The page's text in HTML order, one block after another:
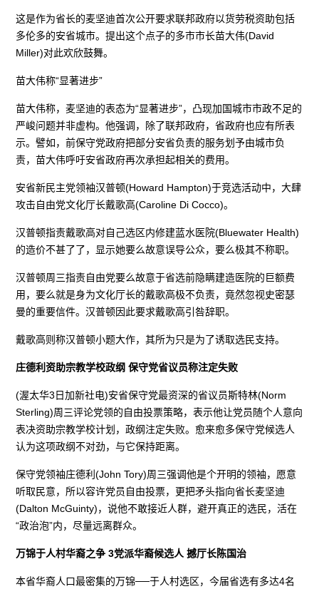
这是作为省长的麦坚迪首次公开要求联邦政府以货劳税资助包括
多伦多的安省城市。提出这个点子的多市市长苗大伟(David
Miller)对此欢欣鼓舞。
苗大伟称“显著进步”
苗大伟称，麦坚迪的表态为“显著进步”，凸现加国城市市政不足的
严峻问题并非虚构。他强调，除了联邦政府，省政府也应有所表
示。譬如，前保守党政府把部分安省负责的服务划予由城市负
责，苗大伟呼吁安省政府再次承担起相关的费用。
安省新民主党领袖汉普顿(Howard Hampton)于竞选活动中，大肆
攻击自由党文化厅长戴歌高(Caroline Di Cocco)。
汉普顿指责戴歌高对自己选区内修建蓝水医院(Bluewater Health)
的造价不甚了了，显示她要么故意误导公众，要么极其不称职。
汉普顿周三指责自由党要么故意于省选前隐瞒建造医院的巨额费
用，要么就是身为文化厅长的戴歌高极不负责，竟然忽视史密瑟
曼的重要信件。汉普顿因此要求戴歌高引咎辞职。
戴歌高则称汉普顿小题大作，其所为只是为了诱取选民支持。
庄德利资助宗教学校政纲 保守党省议员称注定失败
(渥太华3日加新社电)安省保守党最资深的省议员斯特林(Norm
Sterling)周三评论党领的自由投票策略，表示他让党员随个人意向
表决资助宗教学校计划，政纲注定失败。愈来愈多保守党候选人
认为这项政纲不对劲，与它保持距离。
保守党领袖庄德利(John Tory)周三强调他是个开明的领袖，愿意
听取民意，所以容许党员自由投票，更把矛头指向省长麦坚迪
(Dalton McGuinty)，说他不敢接近人群，避开真正的选民，活在
“政治泡”内，尽量远离群众。
万锦于人村华裔之争 3党派华裔候选人 撼厅长陈国治
本省华裔人口最密集的万锦──于人村选区，今届省选有多达4名